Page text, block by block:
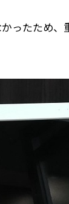
たため